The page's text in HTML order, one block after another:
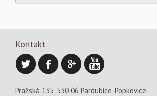
Kontakt
Pražská 135, 530 06 Pardubice-Popkovice